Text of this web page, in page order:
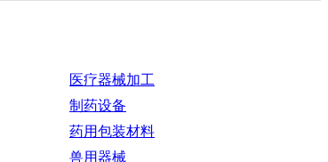
医疗器械加工
制药设备
药用包装材料
兽用器械